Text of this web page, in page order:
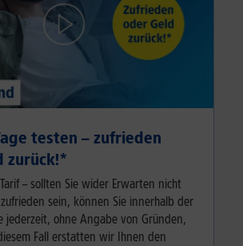
testen – zufrieden
zurück!⁠*
– sollten Sie wider Erwarten nicht
sein, können Sie innerhalb der
jederzeit, ohne Angabe von Gründen,
Fall erstatten wir Ihnen den